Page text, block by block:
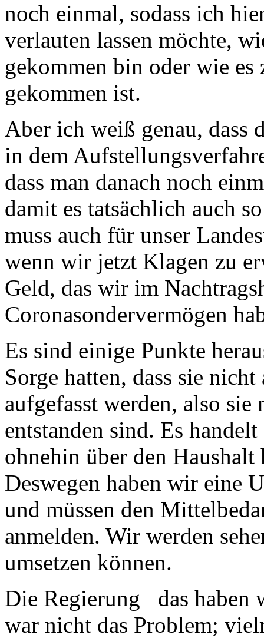
noch einmal, sodass ich
verlauten lassen möchte,
gekommen bin oder wie
gekommen ist.
Aber ich weiß genau, dass
in dem
dass man danach noch
damit es tatsächlich auch
muss auch für unser
wenn wir jetzt Klagen zu
Geld, das wir im
Coronasondervermögen
Es sind einige Punkte
Sorge hatten, dass sie
aufgefasst werden, also
entstanden sind. Es
ohnehin über den
Deswegen haben wir eine
und müssen den
anmelden. Wir werden
umsetzen können.
Die Regierung das haben
war nicht das Problem;